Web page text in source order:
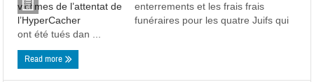
enterrements et les frais frais
funéraires pour les quatre Juifs qui
ont été tués dan ...
Read more